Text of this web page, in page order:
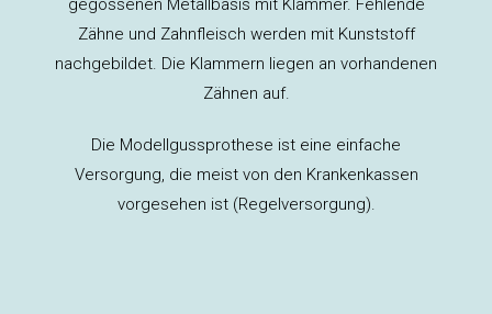
gegossenen Metallbasis mit Klammer. Fehlende
Zähne und Zahnfleisch werden mit Kunststoff
nachgebildet. Die Klammern liegen an vorhandenen
Zähnen auf.
Die Modellgussprothese ist eine einfache
Versorgung, die meist von den Krankenkassen
vorgesehen ist (Regelversorgung).